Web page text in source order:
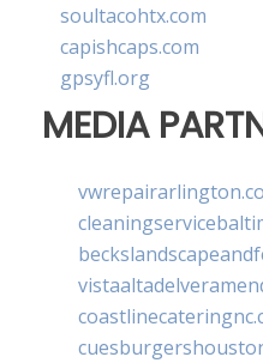
soultacohtx.com
capishcaps.com
gpsyfl.org
MEDIA